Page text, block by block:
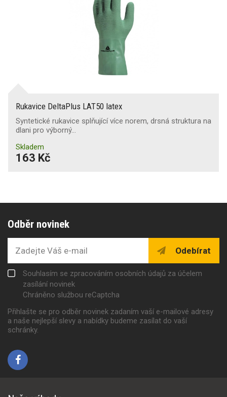
Rukavice DeltaPlus LAT50 latex
Syntetické rukavice splňující více norem, drsná struktura na
dlani pro výborný…
Skladem
163 Kč
Odběr novinek
Odebírat
Souhlasím se zpracováním osobních údajů za účelem
zasílání novinek
Chráněno službou reCaptcha
Přihlašte se pro odběr novinek zadaním vaší e-mailové adresy
a naše nejlepší slevy a nabídky budeme zasílat do vaší
schránky.